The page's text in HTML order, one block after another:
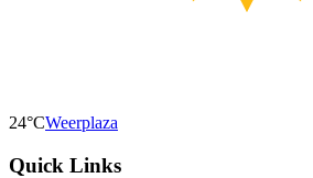
24°CWeerplaza
Quick Links